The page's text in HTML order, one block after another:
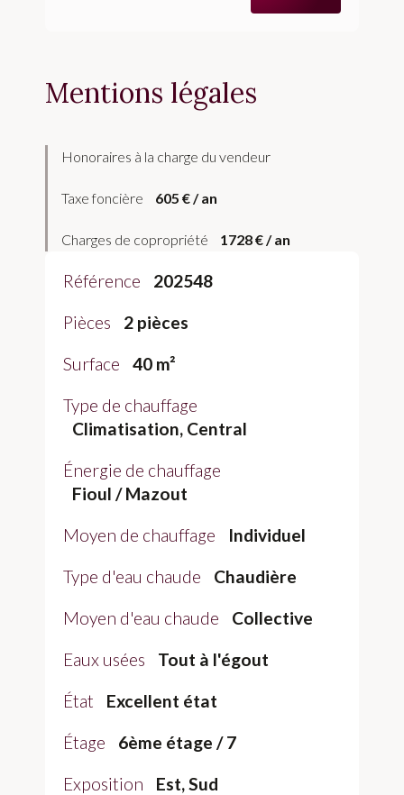
Référence
202548
Pièces
2 pièces
Surface
40 m²
Type de chauffage
Climatisation, Central
Énergie de chauffage
Fioul / Mazout
Moyen de chauffage
Individuel
Type d'eau chaude
Chaudière
Moyen d'eau chaude
Collective
Eaux usées
Tout à l'égout
État
Excellent état
Étage
6ème étage / 7
Exposition
Est, Sud
Mentions légales
Honoraires à la charge du vendeur
Taxe foncière 605 € / an
Charges de copropriété 1728 € / an